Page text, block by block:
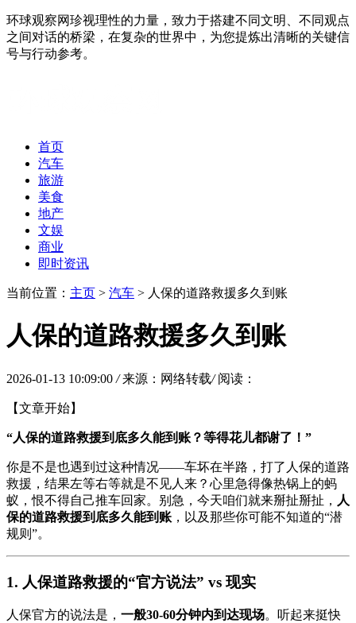
环球观察网珍视理性的力量，致力于搭建不同文明、不同观点
之间对话的桥梁，在复杂的世界中，为您提炼出清晰的关键信
号与行动参考。
首页
汽车
旅游
美食
地产
文娱
商业
即时资讯
当前位置： 主页 > 汽车 > 人保的道路救援多久到账
人保的道路救援多久到账
2026-01-13 10:09:00 / 来源：网络转载/ 阅读：
【文章开始】
“人保的道路救援到底多久能到账？等得花儿都谢了！”
你是不是也遇到过这种情况——车坏在半路，打了人保的道路
救援，结果左等右等就是不见人来？心里急得像热锅上的蚂
蚁，恨不得自己推车回家。别急，今天咱们就来掰扯掰扯， 人
保的道路救援到底多久能到账 ，以及那些你可能不知道的“潜
规则”。
1. 人保道路救援的“官方说法” vs 现实
人保官方的说法是， 一般30-60分钟内到达现场。听起来挺快